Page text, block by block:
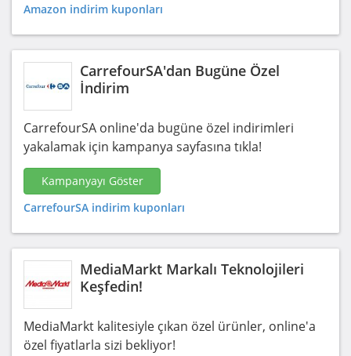
Amazon indirim kuponları
CarrefourSA'dan Bugüne Özel
İndirim
CarrefourSA online'da bugüne özel indirimleri
yakalamak için kampanya sayfasına tıkla!
Kampanyayı Göster
CarrefourSA indirim kuponları
MediaMarkt Markalı Teknolojileri
Keşfedin!
MediaMarkt kalitesiyle çıkan özel ürünler, online'a
özel fiyatlarla sizi bekliyor!